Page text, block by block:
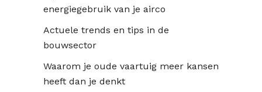
energiegebruik van je airco
Actuele trends en tips in de
bouwsector
Waarom je oude vaartuig meer kansen
heeft dan je denkt